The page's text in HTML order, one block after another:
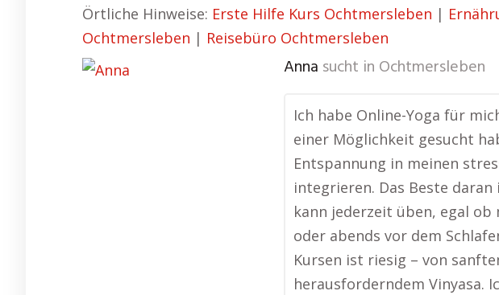
Örtliche Hinweise: Erste Hilfe Kurs Ochtmersleben |
Ochtmersleben | Reisebüro Ochtmersleben
Anna sucht in Ochtmersleben
Ich habe Online-Yoga für
einer Möglichkeit gesucht
Entspannung in meinen
integrieren. Das Beste
kann jederzeit üben, egal
oder abends vor dem
Kursen ist riesig – von
herausforderndem Vinyasa.